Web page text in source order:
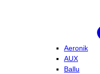
Aeronik
AUX
Ballu